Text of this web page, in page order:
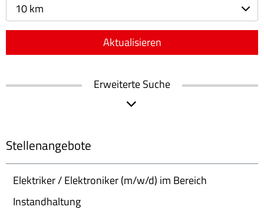
10 km
Aktualisieren
Erweiterte Suche
Stellenangebote
Elektriker / Elektroniker (m/w/d) im Bereich
Instandhaltung